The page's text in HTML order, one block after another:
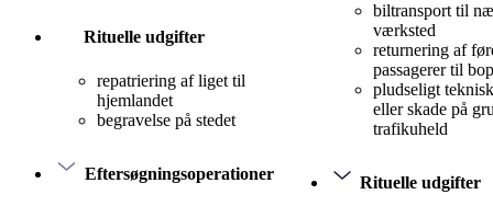
Rituelle udgifter
repatriering af liget til
hjemlandet
begravelse på stedet
Eftersøgningsoperationer
biltransport til
værksted
returnering af
passagerer til
pludseligt
eller skade på
trafikuheld
Rituelle udgifter